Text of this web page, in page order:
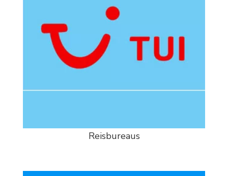
Reisbureaus